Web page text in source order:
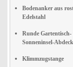
Bodenanker aus
Edelstahl
Runde
Sonneninsel-
Klimmzugstange